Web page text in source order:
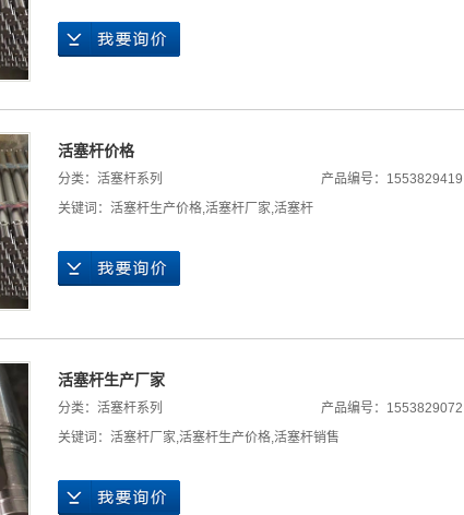
活塞杆价格
分类： 活塞杆系列 产品编号：1553829419
关键词： 活塞杆生产价格,活塞杆厂家,活塞杆
活塞杆生产厂家
分类： 活塞杆系列 产品编号：1553829072
关键词： 活塞杆厂家,活塞杆生产价格,活塞杆销售